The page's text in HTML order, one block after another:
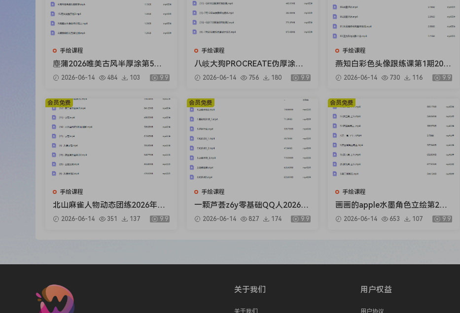
手绘课程
塵蒲2026唯美古风半厚涂第5期
基础课【画质不错有课件笔刷】
2026-06-14 484 103 9.9
手绘课程
八岐大狗PROCREATE伪厚涂风
格进阶暑假特训营2025【画质不
错只有视频】
2026-06-14 756 180 9.9
手绘课程
燕知白彩色头像跟练课第1期202
6【画质高清有课件】
2026-06-14 730 116 9.9
手绘课程
北山麻雀人物动态团练2026年1
月结课【画质高清只有视频】
2026-06-14 351 137 9.9
会员免费
手绘课程
一颗芦荟z6y零基础QQ人2026
【画质高清有课件笔刷】
2026-06-14 827 174 9.9
会员免费
手绘课程
画画的apple水墨角色立绘第2期
【画质还可以只有视频】
2026-06-14 653 107 9.9
会员免费
关于我们
关于我们
用户权益
用户协议